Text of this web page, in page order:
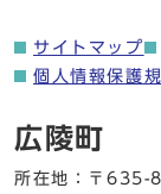
サイトマップ
個人情報保護
広陵町
所在地：〒635-